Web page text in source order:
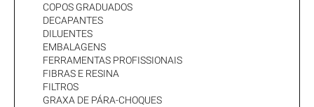
COPOS GRADUADOS
DECAPANTES
DILUENTES
EMBALAGENS
FERRAMENTAS PROFISSIONAIS
FIBRAS E RESINA
FILTROS
GRAXA DE PÁRA-CHOQUES